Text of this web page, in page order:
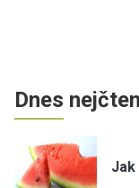
Dnes
Jak